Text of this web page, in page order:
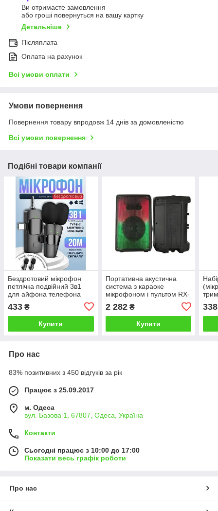
Ви отримаєте замовлення
або гроші повернуться на вашу картку
Детальніше
Післяплата
Оплата на рахунок
Всі умови оплати
Умови повернення
Повернення товару впродовж 14 днів за домовленістю
Всі умови повернення
Подібні товари компанії
Бездротовий мікрофон
петлічка подвійний 3в1
для айфона телефона
одяг K15
433 ₴
Купити
Портативна акустична
система з караоке
мікрофоном і пультом RX-
2 282₴
Купити
338
Про нас
83% позитивних з 450 відгуків за рік
Працює з 25.09.2017
м. Одеса
вул. Базова 1, 67807, Одеса, Україна
Контакти
Сьогодні працює з 10:00 до 17:00
Показати весь графік роботи
Про нас